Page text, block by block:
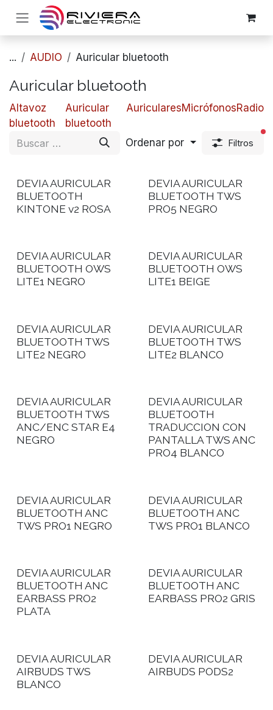
Ir al contenido
... AUDIO ​Auricular bluetooth
​Auricular bluetooth
​​Altavoz
bluetooth
​Auricular
bluetooth
​AuricularesMicrófonosRadio
Ordenar por Filtros
DEVIA AURICULAR
BLUETOOTH
KINTONE v2 ROSA
DEVIA AURICULAR
BLUETOOTH TWS
PRO5 NEGRO
DEVIA AURICULAR
BLUETOOTH OWS
LITE1 NEGRO
DEVIA AURICULAR
BLUETOOTH OWS
LITE1 BEIGE
DEVIA AURICULAR
BLUETOOTH TWS
LITE2 NEGRO
DEVIA AURICULAR
BLUETOOTH TWS
LITE2 BLANCO
DEVIA AURICULAR
BLUETOOTH TWS
ANC/ENC STAR E4
NEGRO
DEVIA AURICULAR
BLUETOOTH
TRADUCCION CON
PANTALLA TWS ANC
PRO4 BLANCO
DEVIA AURICULAR
BLUETOOTH ANC
TWS PRO1 NEGRO
DEVIA AURICULAR
BLUETOOTH ANC
TWS PRO1 BLANCO
DEVIA AURICULAR
BLUETOOTH ANC
EARBASS PRO2
PLATA
DEVIA AURICULAR
BLUETOOTH ANC
EARBASS PRO2 GRIS
DEVIA AURICULAR
AIRBUDS TWS
BLANCO
DEVIA AURICULAR
AIRBUDS PODS2